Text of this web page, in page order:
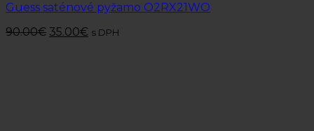
Guess saténové pyžamo O2RX21WO
90.00€ 35.00€ s DPH